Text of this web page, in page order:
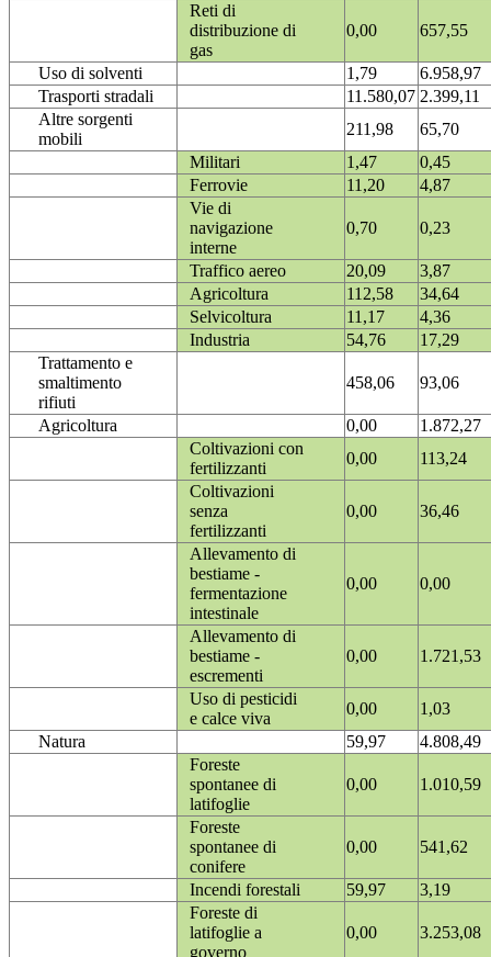
Reti di
distribuzione di
gas
0,00 657,55
Uso di solventi 1,79
6.958,97
Trasporti stradali
11.580,07 2.399,11
Altre sorgenti
mobili
211,98
65,70
Militari
1,47
0,45
Ferrovie
11,20
4,87
Vie di
navigazione
interne
0,70 0,23
Traffico aereo 20,09
3,87
Agricoltura
112,58
34,64
Selvicoltura
11,17
4,36
Industria
54,76
17,29
Trattamento e
smaltimento
rifiuti
458,06 93,06
Agricoltura 0,00
1.872,27
Coltivazioni con
fertilizzanti
0,00
113,24
Coltivazioni
senza
fertilizzanti
0,00 36,46
Allevamento di
bestiame -
fermentazione
intestinale
0,00 0,00
Allevamento di
bestiame -
escrementi
0,00 1.721,53
Uso di pesticidi
e calce viva
0,00
1,03
Natura
59,97
4.808,49
Foreste
spontanee di
latifoglie
0,00 1.010,59
Foreste
spontanee di
conifere
0,00 541,62
Incendi forestali 59,97
3,19
Foreste di
latifoglie a
governo
0,00 3.253,08